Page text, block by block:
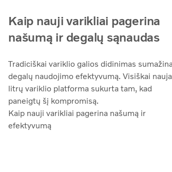
Kaip nauji varikliai pagerina
našumą ir degalų sąnaudas
Tradiciškai variklio galios didinimas
degalų naudojimo efektyvumą. Visiškai
litrų variklio platforma sukurta tam, kad
paneigtų šį kompromisą.
Kaip nauji varikliai pagerina našumą ir
efektyvumą